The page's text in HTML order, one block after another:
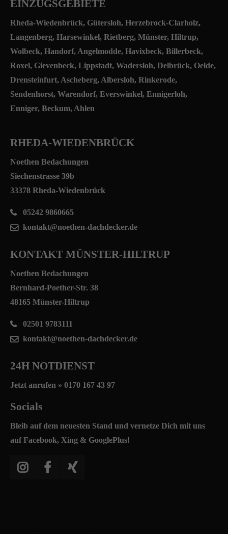
EINZUGSGEBIETE
Rheda-Wiedenbrück, Gütersloh, Herzebrock-Clarholz,
Langenberg, Harsewinkel, Rietberg, Münster, Hiltrup,
Wolbeck, Handorf, Angelmodde, Havixbeck, Billerbeck,
Roxel, Gievenbeck, Lippstadt, Wadersloh, Delbrück, Oelde,
Drensteinfurt, Ascheberg, Albersloh, Rinkerode,
Sendenhorst, Warendorf, Everswinkel, Ennigerloh,
Enniger, Beckum, Ahlen
RHEDA-WIEDENBRÜCK
Noethen Bedachungen
Siechenstrasse 39b
33378 Rheda-Wiedenbrück
05242 9860665
kontakt@noethen-dachdecker.de
KONTAKT MÜNSTER-HILTRUP
Noethen Bedachungen
Bernhard-Poether-Str. 38
48165 Münster-Hiltrup
02501 9783111
kontakt@noethen-dachdecker.de
24H NOTDIENST
Jetzt anrufen » 0170 167 43 97
Socials
Bleib auf dem neuesten Stand und vernetze Dich mit uns
auf Facebook, Xing & GooglePlus!